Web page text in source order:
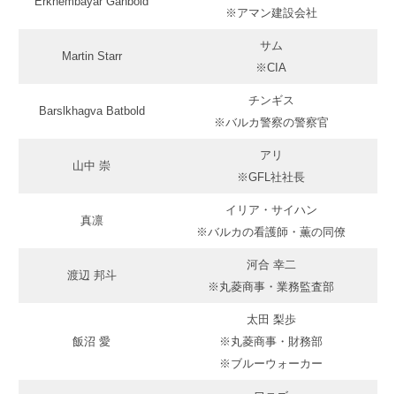
※アマン建設会社
Martin Starr
サム
※CIA
Barslkhagva Batbold
チンギス
※バルカ警察の警察官
山中 崇
アリ
※GFL社社長
真凛
イリア・サイハン
※バルカの看護師・薫の同僚
渡辺 邦斗
河合 幸二
※丸菱商事・業務監査部
飯沼 愛
太田 梨歩
※丸菱商事・財務部
※ブルーウォーカー